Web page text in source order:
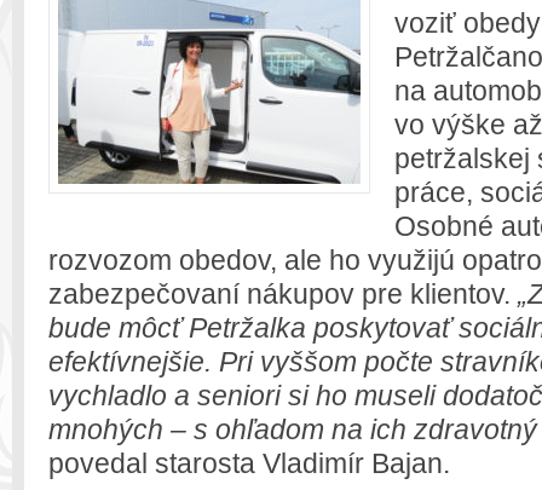
voziť
na
vo výške
petržalskej
práce,
Osobné
rozvozom obedov, ale ho využijú
zabezpečovaní nákupov pre klientov.
bude môcť Petržalka poskytovať
efektívnejšie. Pri vyššom počte
vychladlo a seniori si ho museli
mnohých – s ohľadom na ich
povedal starosta Vladimír Bajan.